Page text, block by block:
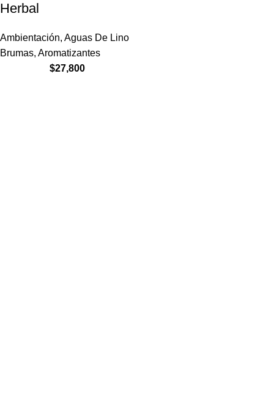
Herbal
Ambientación, Aguas De Lino
Brumas, Aromatizantes
$27,800